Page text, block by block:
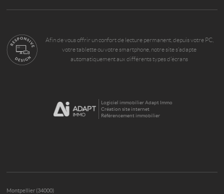
Afin de vous offrir un confort de lecture permanent, depuis votre PC,
votre tablette ou votre smartphone, notre site s’adapte
automatiquement aux différents types d'écrans
Logiciel immobilier Adapt Immo
Création site internet
Référencement immobilier
Montpellier (34000)